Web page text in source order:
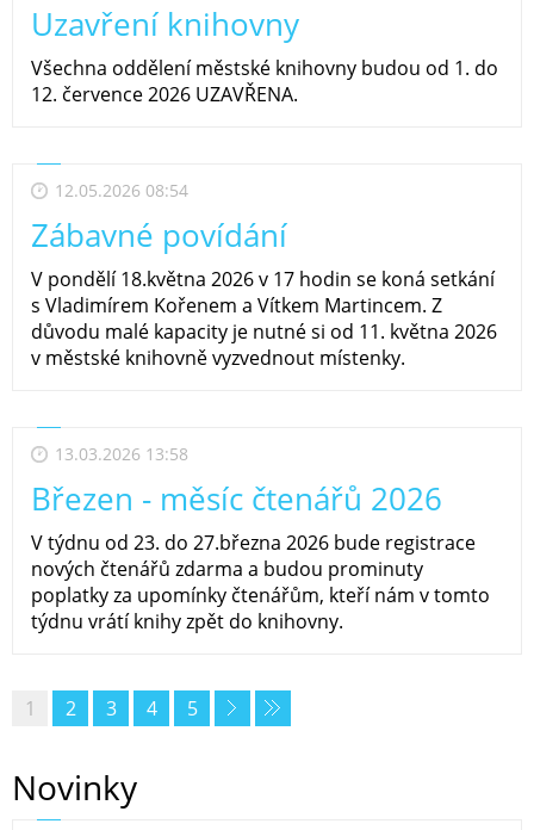
Uzavření knihovny
Všechna oddělení městské knihovny budou od 1. do
12. července 2026 UZAVŘENA.
12.05.2026 08:54
Zábavné povídání
V pondělí 18.května 2026 v 17 hodin se koná setkání
s Vladimírem Kořenem a Vítkem Martincem. Z
důvodu malé kapacity je nutné si od 11. května 2026
v městské knihovně vyzvednout místenky.
13.03.2026 13:58
Březen - měsíc čtenářů 2026
V týdnu od 23. do 27.března 2026 bude registrace
nových čtenářů zdarma a budou prominuty
poplatky za upomínky čtenářům, kteří nám v tomto
týdnu vrátí knihy zpět do knihovny.
1 2 3 4 5
Novinky